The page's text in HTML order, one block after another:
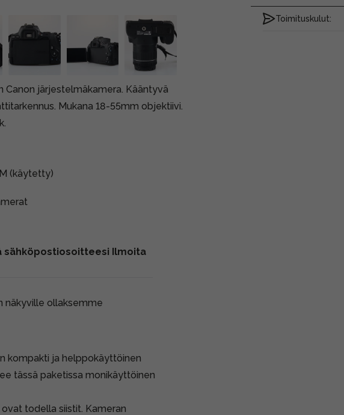
järjestelmäkamera. Kääntyvä
Mukana 18-55mm objektiivi.
Toimituskulut:
(käytetty)
sähköpostiosoitteesi Ilmoita
ollaksemme
kompakti ja helppokäyttöinen
tässä paketissa monikäyttöinen
todella siistit. Kameran